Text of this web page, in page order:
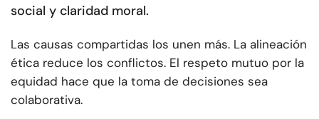
social y claridad moral.
Las causas compartidas los unen más. La alineación
ética reduce los conflictos. El respeto mutuo por la
equidad hace que la toma de decisiones sea
colaborativa.